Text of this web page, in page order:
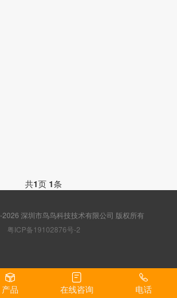
共1页 1条
深圳市鸟鸟科技技术有限公司 版权所有
粤ICP备19102876号-2
产品 在线咨询 电话